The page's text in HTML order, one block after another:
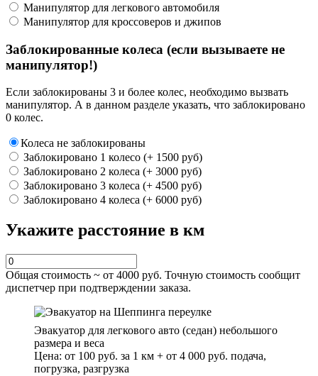
Манипулятор для легкового автомобиля
Манипулятор для кроссоверов и джипов
Заблокированные колеса (если вызываете не
манипулятор!)
Если заблокированы 3 и более колес, необходимо вызвать
манипулятор. А в данном разделе указать, что заблокировано
0 колес.
Колеса не заблокированы
Заблокировано 1 колесо (+ 1500 руб)
Заблокировано 2 колеса (+ 3000 руб)
Заблокировано 3 колеса (+ 4500 руб)
Заблокировано 4 колеса (+ 6000 руб)
Укажите расстояние в км
Общая стоимость ~ от 4000 руб. Точную стоимость сообщит
диспетчер при подтверждении заказа.
Эвакуатор для легкового авто (седан) небольшого
размера и веса
Цена: от 100 руб. за 1 км + от 4 000 руб. подача,
погрузка, разгрузка